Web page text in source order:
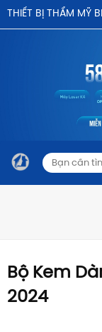
THIẾT BỊ THẨM MỸ
Bộ Kem
2024